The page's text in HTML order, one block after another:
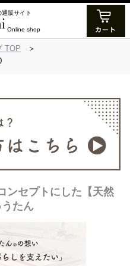
販サイト
Online shop
TOP
ンセプトにした【天然
たん